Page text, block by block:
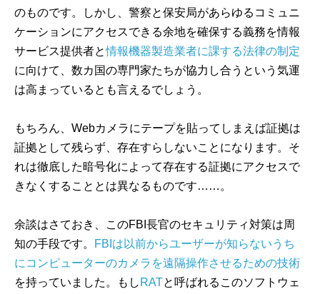
のものです。しかし、警察と保安局があらゆるコミュニ
ケーションにアクセスできる余地を確保する義務を情報
サービス提供者と情報機器製造業者に課する法律の制定
に向けて、数カ国の専門家たちが協力し合うという気運
は高まっているとも言えるでしょう。
もちろん、Webカメラにテープを貼ってしまえば証拠は
証拠として残らず、存在すらしないことになります。そ
れは徹底した暗号化によって存在する証拠にアクセスで
きなくすることとは異なるものです……。
余談はさておき、このFBI長官のセキュリティ対策は周
知の手段です。
FBIは以前からユーザーが知らないうち
にコンピューターのカメラを遠隔操作させるための技術
を持っていました。もし RATと呼ばれるこのソフトウェ